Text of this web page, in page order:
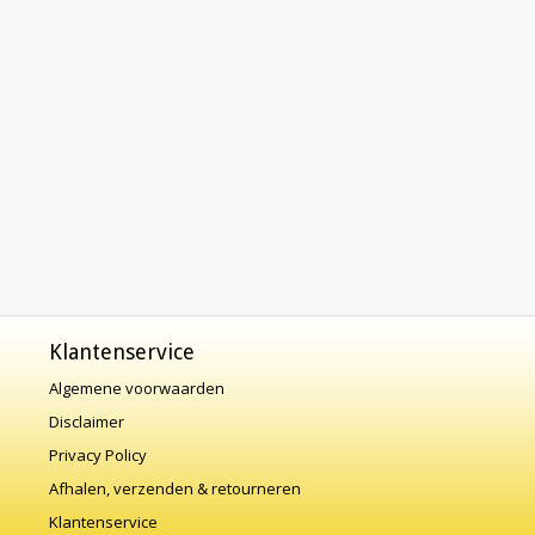
Klantenservice
Algemene voorwaarden
Disclaimer
Privacy Policy
Afhalen, verzenden & retourneren
Klantenservice